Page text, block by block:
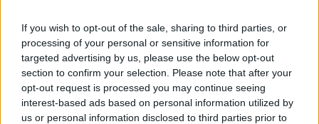
If you wish to opt-out of the sale, sharing to third parties, or
processing of your personal or sensitive information for
targeted advertising by us, please use the below opt-out
section to confirm your selection. Please note that after your
opt-out request is processed you may continue seeing
interest-based ads based on personal information utilized by
us or personal information disclosed to third parties prior to